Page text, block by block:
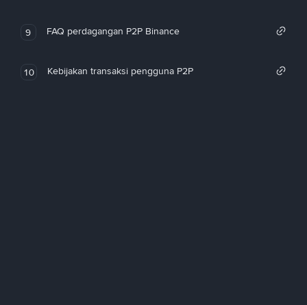
9 FAQ perdagangan P2P Binance
10 Kebijakan transaksi pengguna P2P